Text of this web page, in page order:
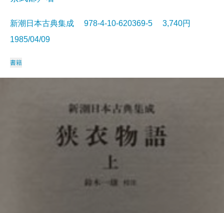
新潮日本古典集成 978-4-10-620369-5 3,740円
1985/04/09
書籍